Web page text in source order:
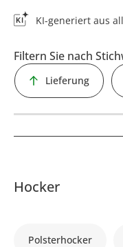
KI-generiert aus
Filtern Sie nach
Lieferung
Hocker
Polsterhocker